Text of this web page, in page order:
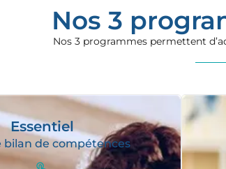
Nos 3
Nos 3 programmes permettent
Essentiel
bilan de compétences